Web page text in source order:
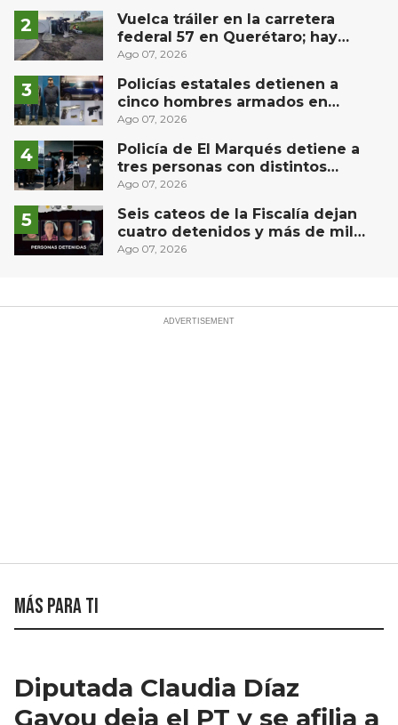
Vuelca tráiler en la carretera
federal 57 en Querétaro; hay
derrame de combustible
Ago 07, 2026
Policías estatales detienen a
cinco hombres armados en
Puebla capital
Ago 07, 2026
Policía de El Marqués detiene a
tres personas con distintos
narcóticos
Ago 07, 2026
Seis cateos de la Fiscalía dejan
cuatro detenidos y más de mil
dosis aseguradas en Querétaro
Ago 07, 2026
Más para ti
Diputada Claudia Díaz
Gayou deja el PT y se afilia a